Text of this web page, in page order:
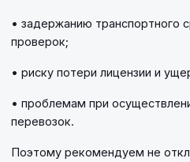
• задержанию транспортного
проверок;
• риску потери лицензии и
• проблемам при
перевозок.
Поэтому рекомендуем не